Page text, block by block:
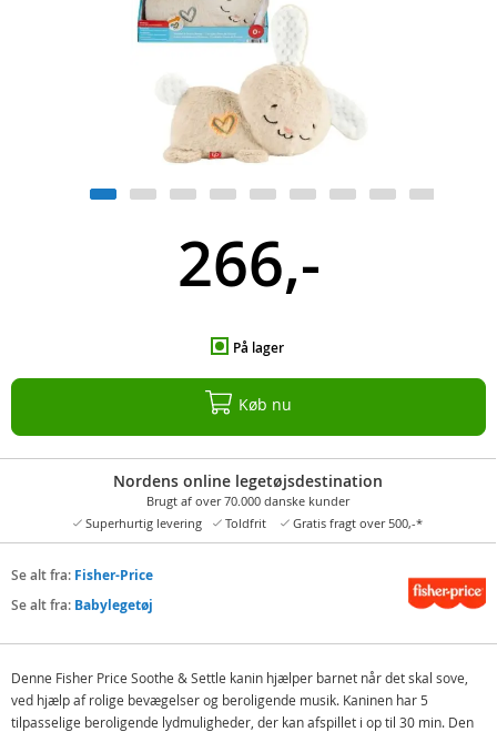
266,-
På lager
Køb nu
Nordens online legetøjsdestination
Brugt af over 70.000 danske kunder
Superhurtig levering
Toldfrit Gratis fragt over 500,-*
Se alt fra: Fisher-Price
Se alt fra: Babylegetøj
Denne Fisher Price Soothe & Settle kanin hjælper barnet når det skal sove,
ved hjælp af rolige bevægelser og beroligende musik. Kaninen har 5
tilpasselige beroligende lydmuligheder, der kan afspillet i op til 30 min. Den